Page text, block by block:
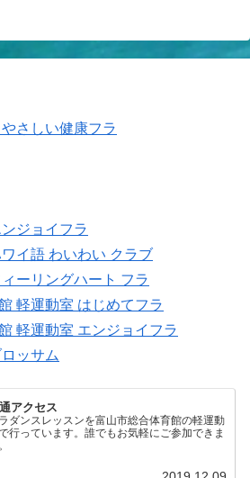
さしい健康フラ
ジョイフラ
イ語 わいわい クラブ
ーリングハート フラ
軽運動室 はじめてフラ
軽運動室 エンジョイフラ
ッサム
アクセス
ダンスレッスンを富山市総合体育館の軽運動
行っています。誰でもお気軽にご参加できま